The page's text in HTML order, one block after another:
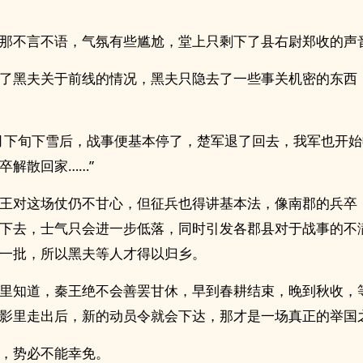
不言不语，气氛有些尴尬，堂上只剩下了县右尉郑收的声
黑夫关于前线的情况，黑夫只隐去了一些事关机密的东西
下旬下雪后，战事便基本停了，楚军退了回去，我军也开
解散回家……”
对这场仗仍不甘心，但征兵也得讲基本法，像南郡的兵卒
去，士气只会进一步低落，同时引发各郡县对于战事的不
批，所以黑夫等人才得以归乡。
知道，秦王绝不会善罢甘休，早到春耕结束，晚到秋收，
里走出后，新的动员令就会下达，那才是一场真正的举国
势必不能幸免。